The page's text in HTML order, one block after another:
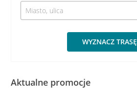
WYZNACZ TRASĘ
Aktualne promocje